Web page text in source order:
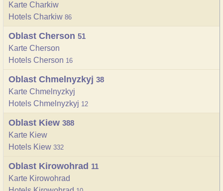
Karte Charkiw
Hotels Charkiw 86
Oblast Cherson 51
Karte Cherson
Hotels Cherson 16
Oblast Chmelnyzkyj 38
Karte Chmelnyzkyj
Hotels Chmelnyzkyj 12
Oblast Kiew 388
Karte Kiew
Hotels Kiew 332
Oblast Kirowohrad 11
Karte Kirowohrad